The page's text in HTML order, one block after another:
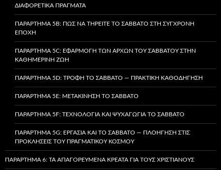
ΔΙΑΦΟΡΕΤΙΚΆ ΠΡΆΓΜΑΤΑ
ΠΑΡΆΡΤΗΜΑ 5B: ΠΏΣ ΝΑ ΤΗΡΕΊΤΕ ΤΟ ΣΆΒΒΑΤΟ ΣΤΗ ΣΎΓΧΡΟΝΗ
ΕΠΟΧΉ
ΠΑΡΆΡΤΗΜΑ 5C: ΕΦΑΡΜΟΓΉ ΤΩΝ ΑΡΧΏΝ ΤΟΥ ΣΑΒΒΆΤΟΥ ΣΤΗΝ
ΚΑΘΗΜΕΡΙΝΉ ΖΩΉ
ΠΑΡΆΡΤΗΜΑ 5D: ΤΡΟΦΉ ΤΟ ΣΆΒΒΑΤΟ — ΠΡΑΚΤΙΚΉ ΚΑΘΟΔΉΓΗΣΗ
ΠΑΡΆΡΤΗΜΑ 5E: ΜΕΤΑΚΊΝΗΣΗ ΤΟ ΣΆΒΒΑΤΟ
ΠΑΡΆΡΤΗΜΑ 5F: ΤΕΧΝΟΛΟΓΊΑ ΚΑΙ ΨΥΧΑΓΩΓΊΑ ΤΟ ΣΆΒΒΑΤΟ
ΠΑΡΆΡΤΗΜΑ 5G: ΕΡΓΑΣΊΑ ΚΑΙ ΤΟ ΣΆΒΒΑΤΟ — ΠΛΟΉΓΗΣΗ ΣΤΙΣ
ΠΡΟΚΛΉΣΕΙΣ ΤΟΥ ΠΡΑΓΜΑΤΙΚΟΎ ΚΌΣΜΟΥ
ΠΑΡΆΡΤΗΜΑ 6: ΤΑ ΑΠΑΓΟΡΕΥΜΈΝΑ ΚΡΈΑΤΑ ΓΙΑ ΤΟΥΣ ΧΡΙΣΤΙΑΝΟΎΣ